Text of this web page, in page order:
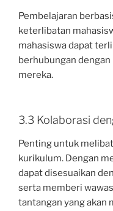
Pembelajaran
keterlibatan
mahasiswa dapat
berhubungan
mereka.
3.3 Kolaborasi
Penting untuk
kurikulum. Dengan
dapat disesuaikan
serta memberi
tantangan yang akan